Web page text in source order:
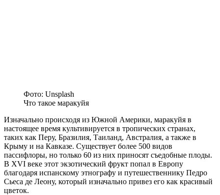
Фото: Unsplash
Что такое маракуйя
Изначально происходя из Южной Америки, маракуйя в
настоящее время культивируется в тропических странах,
таких как Перу, Бразилия, Таиланд, Австралия, а также в
Крыму и на Кавказе. Существует более 500 видов
пассифлоры, но только 60 из них приносят съедобные плоды.
В XVI веке этот экзотический фрукт попал в Европу
благодаря испанскому этнографу и путешественнику Педро
Сьеса де Леону, который изначально привез его как красивый
цветок.